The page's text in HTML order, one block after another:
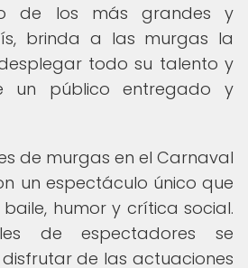
de los más grandes y
brinda a las murgas la
todo su talento y
un público entregado y
de murgas en el Carnaval
un espectáculo único que
humor y crítica social.
de espectadores se
de las actuaciones